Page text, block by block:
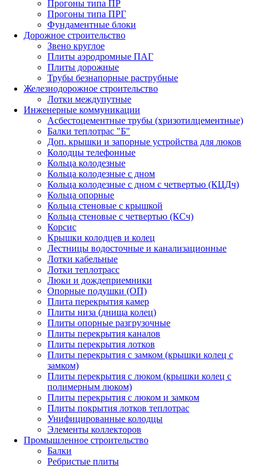
Прогоны типа ПР
Прогоны типа ПРГ
Фундаментные блоки
Дорожное строительство
Звено круглое
Плиты аэродромные ПАГ
Плиты дорожные
Трубы безнапорные раструбные
Железнодорожное строительство
Лотки междупутные
Инженерные коммуникации
Асбестоцементные трубы (хризотилцементные)
Балки теплотрас "Б"
Доп. крышки и запорные устройства для люков
Колодцы телефонные
Кольца колодезные
Кольца колодезные с дном
Кольца колодезные с дном с четвертью (КЦДч)
Кольца опорные
Кольца стеновые с крышкой
Кольца стеновые с четвертью (КСч)
Корсис
Крышки колодцев и колец
Лестницы водосточные и канализационные
Лотки кабельные
Лотки теплотрасс
Люки и дождеприемники
Опорные подушки (ОП)
Плита перекрытия камер
Плиты низа (днища колец)
Плиты опорные разгрузочные
Плиты перекрытия каналов
Плиты перекрытия лотков
Плиты перекрытия с замком (крышки колец с
замком)
Плиты перекрытия с люком (крышки колец с
полимерным люком)
Плиты перекрытия с люком и замком
Плиты покрытия лотков теплотрас
Унифицированные колодцы
Элементы коллекторов
Промышленное строительство
Балки
Ребристые плиты